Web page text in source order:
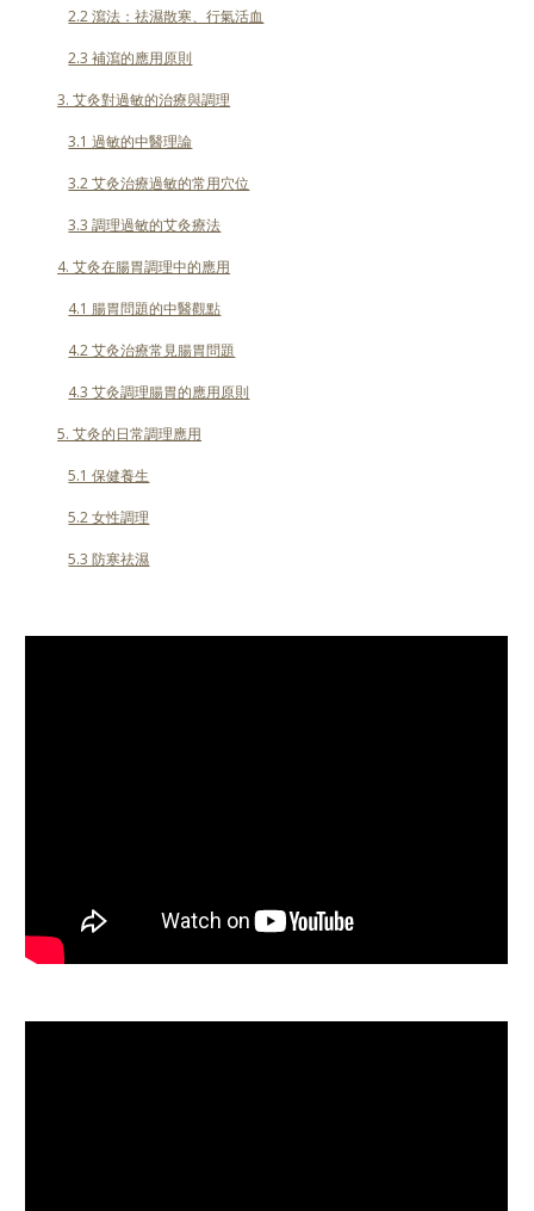
2.2 瀉法：祛濕散寒、行氣活血
2.3 補瀉的應用原則
3. 艾灸對過敏的治療與調理
3.1 過敏的中醫理論
3.2 艾灸治療過敏的常用穴位
3.3 調理過敏的艾灸療法
4. 艾灸在腸胃調理中的應用
4.1 腸胃問題的中醫觀點
4.2 艾灸治療常見腸胃問題
4.3 艾灸調理腸胃的應用原則
5. 艾灸的日常調理應用
5.1 保健養生
5.2 女性調理
5.3 防寒祛濕